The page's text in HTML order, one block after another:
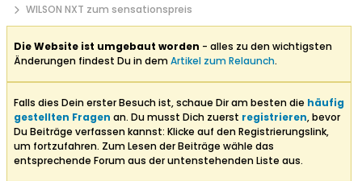
WILSON NXT zum sensationspreis
Die Website ist umgebaut worden - alles zu den wichtigsten
Änderungen findest Du in demArtikel zum Relaunch.
Falls dies Dein erster Besuch ist, schaue Dir am besten die häufig
gestellten Fragen an. Du musst Dich zuerst registrieren, bevor
Du Beiträge verfassen kannst: Klicke auf den Registrierungslink,
um fortzufahren. Zum Lesen der Beiträge wähle das
entsprechende Forum aus der untenstehenden Liste aus.